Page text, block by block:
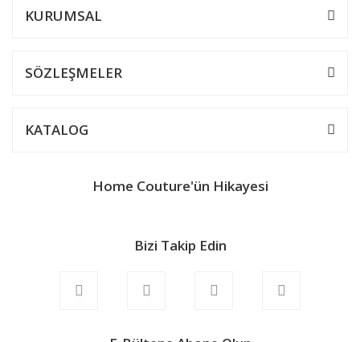
KURUMSAL
SÖZLEŞMELER
KATALOG
Home Couture'ün Hikayesi
Bizi Takip Edin